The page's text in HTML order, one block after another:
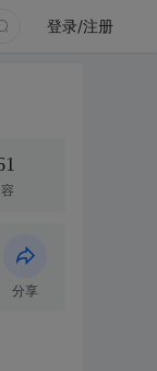
登录/注册
分享